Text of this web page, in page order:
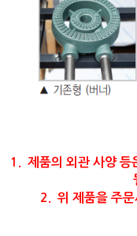
1. 제품의 외관 사양 등
2. 위 제품을 주문